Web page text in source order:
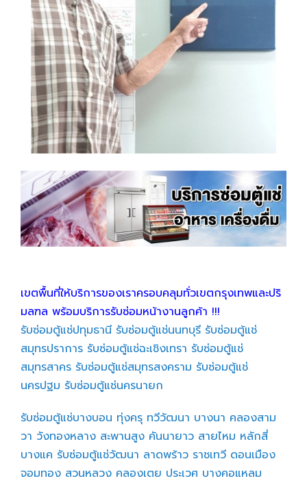
เขตพื้นที่ให้บริการของเราครอบคลุมทั่วเขตกรุงเทพและปริ
มลฑล พร้อมบริการรับซ่อมหน้างานลูกค้า !!!
รับซ่อมตู้แช่ปทุมธานี รับซ่อมตู้แช่นนทบุรี รับซ่อมตู้แช่
สมุทรปราการ รับซ่อมตู้แช่ฉะเชิงเทรา รับซ่อมตู้แช่
สมุทรสาคร รับซ่อมตู้แช่สมุทรสงคราม รับซ่อมตู้แช่
นครปฐม รับซ่อมตู้แช่นครนายก
รับซ่อมตู้แช่บางบอน ทุ่งครุ ทวีวัฒนา บางนา คลองสาม
วา วังทองหลาง สะพานสูง คันนายาว สายไหม หลักสี่
บางแค รับซ่อมตู้แช่วัฒนา ลาดพร้าว ราชเทวี ดอนเมือง
จอมทอง สวนหลวง คลองเตย ประเวศ บางคอแหลม